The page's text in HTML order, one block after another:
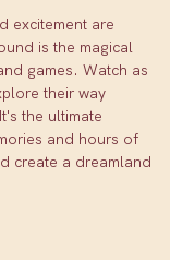
excitement are
is the magical
games. Watch as
their way
the ultimate
and hours of
create a dreamland